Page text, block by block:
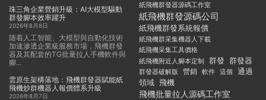
珠三角企業營銷升級：AI大模型驅動
群發腳本效率躍升
2026年8月8日
随着人工智能、大模型與自動化技術
加速滲透企業級服務市場，飛機群發
器及其配套的TG批量拉人手機軟件與
腳...
雲原生架構落地：飛機群發器賦能紙
飛機炒群機器人報價體系升級
2026年8月7日
紙飛機群發器源碼工作室
紙飛機群發源碼公司
紙飛機群發系統報價
紙飛機群采集機器人下載
紙飛機采集工具價格
紙飛機附近人腳本定制
群發 群發器
群發器破解版 營銷 軟件 這個
通過
領域 飛機
飛機批量拉人源碼工作室